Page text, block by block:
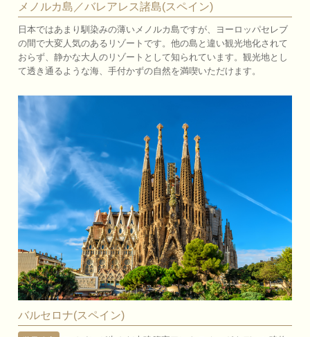
メノルカ島／バレアレス諸島(スペイン)
日本ではあまり馴染みの薄いメノルカ島ですが、ヨーロッパセレブ
の間で大変人気のあるリゾートです。他の島と違い観光地化されて
おらず、静かな大人のリゾートとして知られています。観光地とし
て透き通るような海、手付かずの自然を満喫いただけます。
バルセロナ(スペイン)